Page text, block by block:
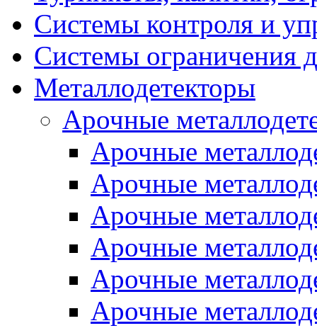
Системы контроля и
Системы ограничения
Металлодетекторы
Арочные
Арочные
Арочные
Арочные
Арочные
Арочные
Арочные